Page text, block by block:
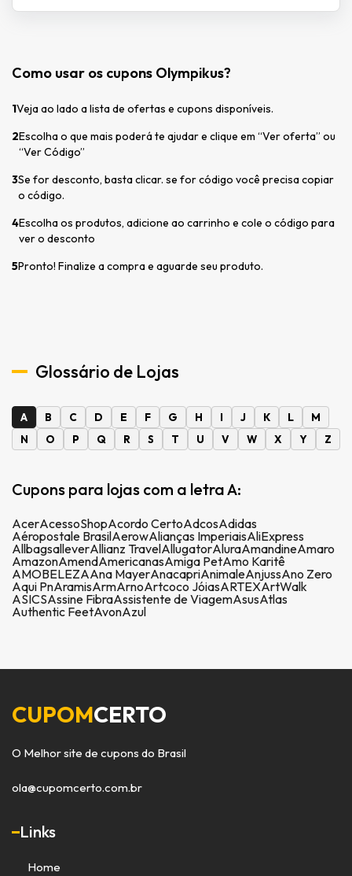
Como usar os cupons Olympikus?
1Veja ao lado a lista de ofertas e cupons disponíveis.
2Escolha o que mais poderá te ajudar e clique em “Ver oferta” ou
“Ver Código”
3Se for desconto, basta clicar. se for código você precisa copiar
o código.
4Escolha os produtos, adicione ao carrinho e cole o código para
ver o desconto
5Pronto! Finalize a compra e aguarde seu produto.
Glossário de Lojas
A B C D E F G H I J K L
M
N
O P Q R S T U V W X Y Z
Cupons para lojas com a letra A:
AcerAcessoShopAcordo CertoAdcosAdidas
Aéropostale BrasilAerowAlianças ImperiaisAliExpress
AllbagsalleverAllianz TravelAllugatorAluraAmandineAmaro
AmazonAmendAmericanasAmiga PetAmo Karitê
AMOBELEZAAna MayerAnacapriAnimaleAnjussAno Zero
Aqui PnAramisArmArnoArtcoco JóiasARTEXArtWalk
ASICSAssine FibraAssistente de ViagemAsusAtlas
Authentic FeetAvonAzul
CUPOMCERTO
O Melhor site de cupons do Brasil
ola@cupomcerto.com.br
Links
Home